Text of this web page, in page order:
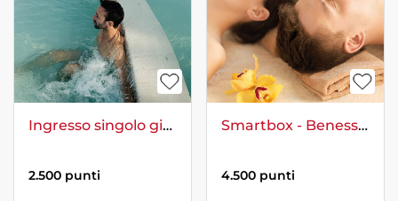
Ingresso singolo giornaliero Terme di Saturnia
2.500 punti
Smartbox - Benessere di coppia
4.500 punti